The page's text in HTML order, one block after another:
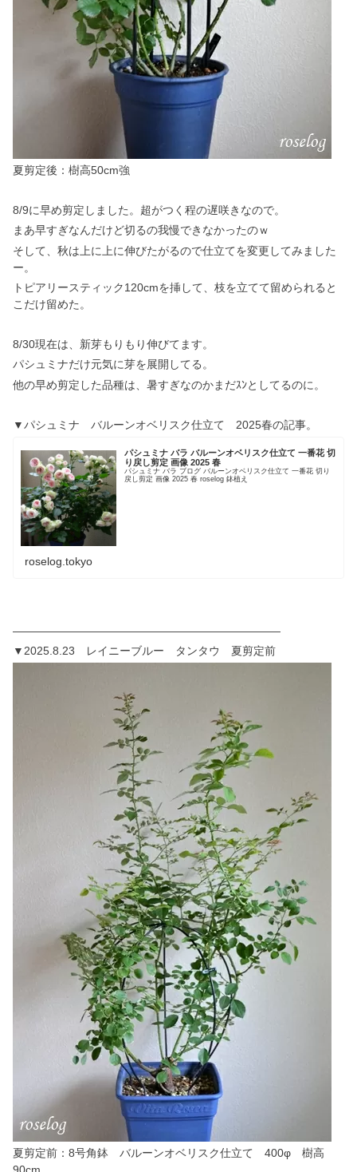
夏剪定後：樹高50cm強
8/9に早め剪定しました。超がつく程の遅咲きなので。
まあ早すぎなんだけど切るの我慢できなかったのｗ
そして、秋は上に上に伸びたがるので仕立てを変更してみました
ー。
トピアリースティック120cmを挿して、枝を立てて留められると
こだけ留めた。
8/30現在は、新芽もりもり伸びてます。
パシュミナだけ元気に芽を展開してる。
他の早め剪定した品種は、暑すぎなのかまだｽﾝとしてるのに。
▼パシュミナ バルーンオベリスク仕立て 2025春の記事。
パシュミナ バラ バルーンオベリスク仕立て 一番花 切
り戻し剪定 画像 2025 春
パシュミナ バラ ブログ バルーンオベリスク仕立て 一番花 切り
戻し剪定 画像 2025 春 roselog 鉢植え
roselog.tokyo
————————————————————————
▼2025.8.23 レイニーブルー タンタウ 夏剪定前
夏剪定前：8号角鉢 バルーンオベリスク仕立て 400φ 樹高